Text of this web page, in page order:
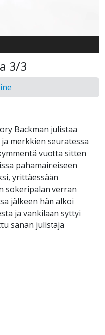
3/3
Backman julistaa
merkkien seuratessa
vuotta sitten
pahamaineiseen
yrittäessään
sokeripalan verran
jälkeen hän alkoi
ja vankilaan syttyi
sanan julistaja